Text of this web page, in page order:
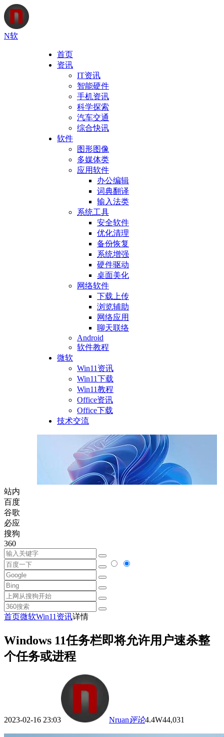
N软
首页
资讯
IT资讯
智能硬件
手机资讯
科学探索
汽车交通
综合快讯
软件
图形图像
多媒体类
应用软件
办公编辑
词典翻译
输入法类
系统工具
安全软件
优化清理
备份恢复
系统增强
硬件驱动
桌面美化
网络软件
下载上传
浏览辅助
网络应用
聊天联络
Android
软件教程
微软
Win11资讯
Win11下载
Win11教程
Office资讯
Office下载
技术交流
站内
百度
谷歌
必应
搜狗
360
首页微软Win11资讯详情
Windows 11任务栏即将允许用户速杀整
个任务或进程
2023-02-16 23:03 Nruan评论4.4W44,031